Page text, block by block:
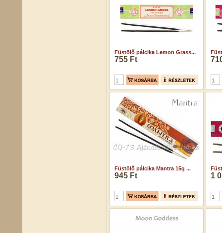
Füstölő pálcika Lemon Grass...
755 Ft
Füstölő pálcika Mantra 15g ...
945 Ft 1